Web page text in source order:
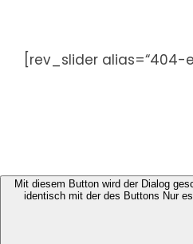
springen[rev_slider alias=“404-
Mit diesem Button wird der Dialog
identisch mit der des Buttons Nur